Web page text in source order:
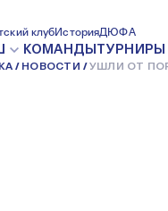
клубИсторияДЮФА
КОМАНДЫТУРНИРЫ
НОВОСТИ УШЛИ ОТ